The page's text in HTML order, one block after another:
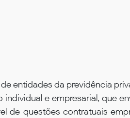
entidades da previdência
e empresarial, que
de questões contratuais